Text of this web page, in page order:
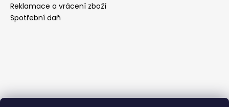
Reklamace a vrácení zboží
Spotřební daň